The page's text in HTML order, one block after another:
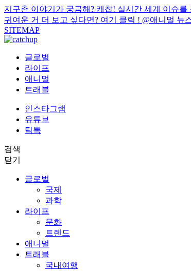
지구촌 이야기가 궁금해? 케찹! 실시간 세계 이슈를
귀여운 거 더 보고 싶다면? 여기 클릭 ! @애니멀 뉴
SITEMAP
글로벌
라이프
애니멀
트래블
인스타그램
유튜브
틱톡
검색
닫기
글로벌
국제
과학
라이프
문화
트렌드
애니멀
트래블
국내여행